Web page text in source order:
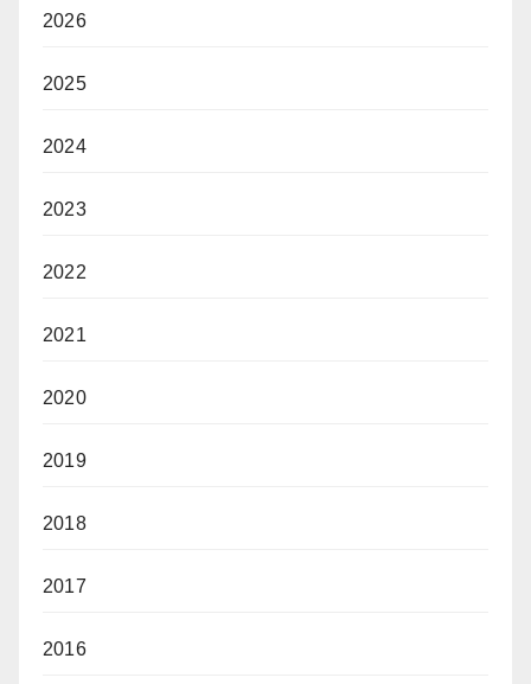
2026
2025
2024
2023
2022
2021
2020
2019
2018
2017
2016